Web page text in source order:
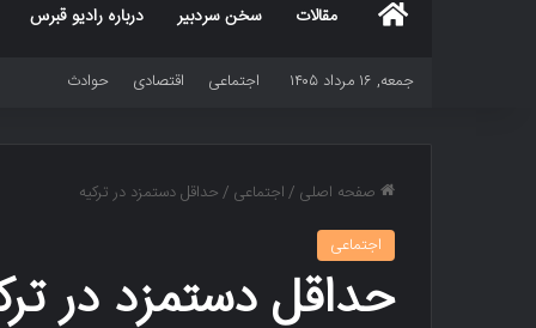
مقالات سخن سردبیر درباره رادیو قبرس
جمعه, ۱۶ مرداد ۱۴۰۵ اجتماعی اقتصادی حوادث
صفحه اصلی /اجتماعی /حداقل دستمزد در ترکیه
اجتماعی
حداقل دستمزد در